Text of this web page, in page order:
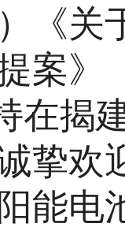
关于
案》
揭建
欢迎
能电